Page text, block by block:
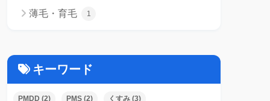
薄毛・育毛 1
キーワード
PMDD (2) PMS (2) くすみ (3)